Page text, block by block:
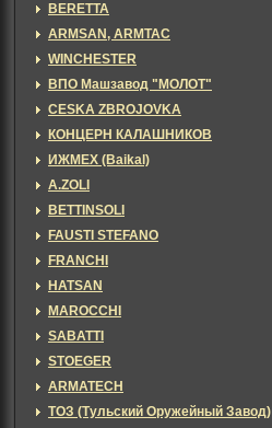
BERETTA
ARMSAN, ARMTAC
WINCHESTER
ВПО Машзавод "МОЛОТ"
CESKA ZBROJOVKA
КОНЦЕРН КАЛАШНИКОВ
ИЖМЕХ (Baikal)
A.ZOLI
BETTINSOLI
FAUSTI STEFANO
FRANCHI
HATSAN
MAROCCHI
SABATTI
STOEGER
ARMATECH
ТОЗ (Тульский Оружейный Завод)